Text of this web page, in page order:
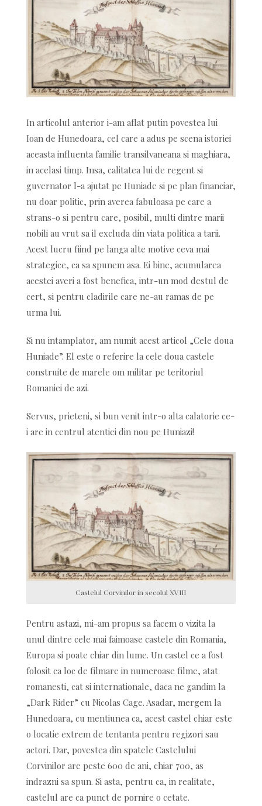
In articolul anterior i-am aflat putin povestea lui
Ioan de Hunedoara, cel care a adus pe scena istoriei
aceasta influenta familie transilvaneana si maghiara,
in acelasi timp. Insa, calitatea lui de regent si
guvernator l-a ajutat pe Huniade si pe plan financiar,
nu doar politic, prin averea fabuloasa pe care a
strans-o si pentru care, posibil, multi dintre marii
nobili au vrut sa il excluda din viata politica a tarii.
Acest lucru fiind pe langa alte motive ceva mai
strategice, ca sa spunem asa. Ei bine, acumularea
acestei averi a fost benefica, intr-un mod destul de
cert, si pentru cladirile care ne-au ramas de pe
urma lui.
Si nu intamplator, am numit acest articol „Cele doua
Huniade”. El este o referire la cele doua castele
construite de marele om militar pe teritoriul
Romaniei de azi.
Servus, prieteni, si bun venit intr-o alta calatorie ce-
i are in centrul atentiei din nou pe Huniazi!
Castelul Corvinilor in secolul XVIII
Pentru astazi, mi-am propus sa facem o vizita la
unul dintre cele mai faimoase castele din Romania,
Europa si poate chiar din lume. Un castel ce a fost
folosit ca loc de filmare in numeroase filme, atat
romanesti, cat si internationale, daca ne gandim la
„Dark Rider” cu Nicolas Cage. Asadar, mergem la
Hunedoara, cu mentiunea ca, acest castel chiar este
o locatie extrem de tentanta pentru regizori sau
actori. Dar, povestea din spatele Castelului
Corvinilor are peste 600 de ani, chiar 700, as
indrazni sa spun. Si asta, pentru ca, in realitate,
castelul are ca punct de pornire o cetate.